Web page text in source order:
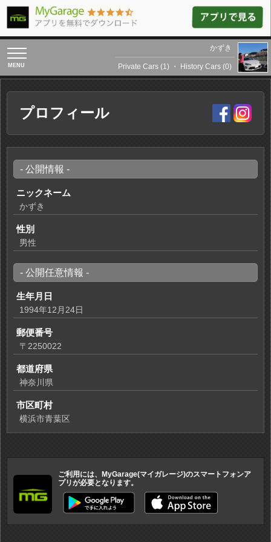
toggle
navigation
かずき
Private Cars (1) ・ History Cars (0)
プロフィール
- 公開情報 -
ニックネーム
かずき
性別
男性
- 公開任意情報 -
生年月日
1994年12月24日
郵便番号
〒2250022
都道府県
神奈川県
市区町村
横浜市青葉区
ご利用には、MyGarage(マイガレージ)のスマートフォンア
プリが必要となります。